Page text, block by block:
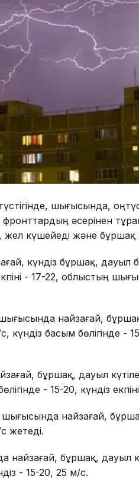
шығысында,
әсерінен
күшейеді және
күндіз бұршақ, дауыл
- 17-22, облыстың
шығысында найзағай,
басым бөлігінде -
бұршақ, дауыл
- 15-20, күндіз
шығысында найзағай,
жетеді.
найзағай, бұршақ, дауыл
- 15-20, 25 м/с.